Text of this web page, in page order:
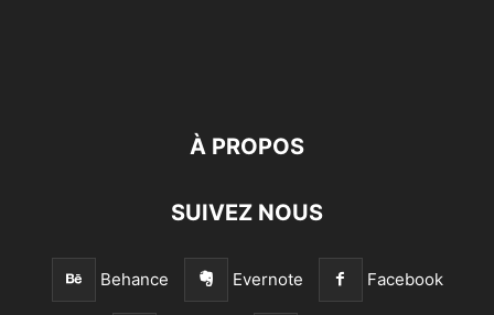
À PROPOS
SUIVEZ NOUS
Behance Evernote Facebook